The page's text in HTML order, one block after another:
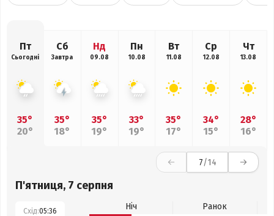
Пт
Сьогодні
35°
20°
Сб
Завтра
35°
18°
Нд
09.08
35°
19°
Пн
10.08
33°
19°
Вт
11.08
35°
17°
Ср
12.08
34°
15°
Чт
13.08
28°
16°
7/14
П'ятниця, 7 серпня
Схід:05:36 Ніч
Ранок